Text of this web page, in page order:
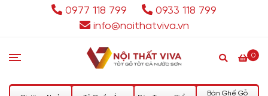
0977 118 799
0933 118 799
info@noithatviva.vn
0
Bàn Ghế Gỗ